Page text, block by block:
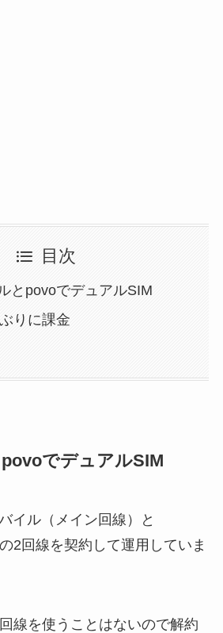
目次
とpovoでデュアルSIM
りに課金
でデュアルSIM
イル（メイン回線）と
2回線を契約して運用していま
線を使うことはないので解約